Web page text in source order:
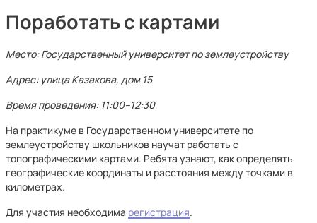
Поработать с картами
Место: Государственный университет по землеустройству
Адрес: улица Казакова, дом 15
Время проведения: 11:00–12:30
На практикуме в Государственном университете по
землеустройству школьников научат работать с
топографическими картами. Ребята узнают, как определять
географические координаты и расстояния между точками в
километрах.
Для участия необходима регистрация.